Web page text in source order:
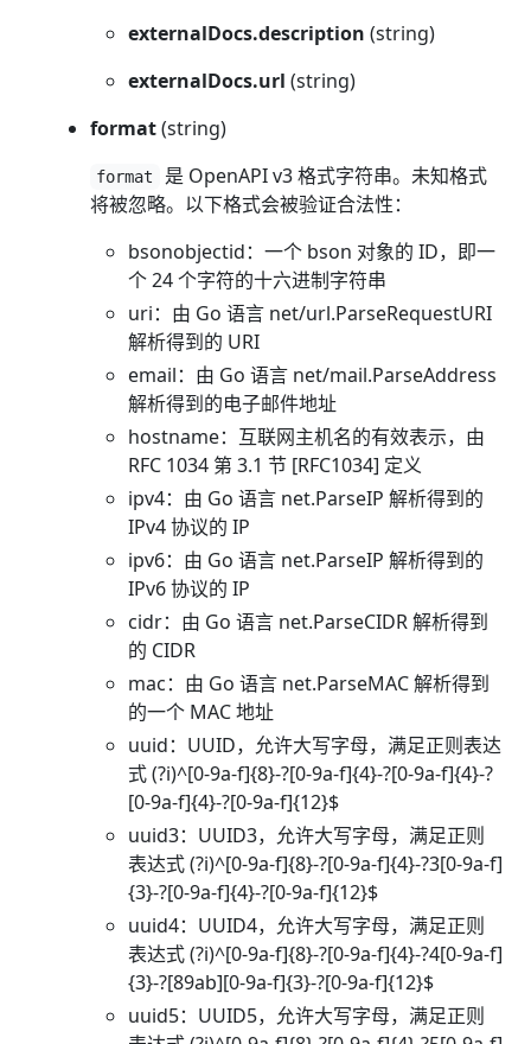
externalDocs.description (string)
externalDocs.url (string)
format(string)
format
是 OpenAPI v3 格式字符串。未知格式
将被忽略。以下格式会被验证合法性：
bsonobjectid：一个 bson 对象的 ID，即一
个 24 个字符的十六进制字符串
uri：由 Go 语言 net/url.ParseRequestURI
解析得到的 URI
email：由 Go 语言 net/mail.ParseAddress
解析得到的电子邮件地址
hostname：互联网主机名的有效表示，由
RFC 1034 第 3.1 节 [RFC1034] 定义
ipv4：由 Go 语言 net.ParseIP 解析得到的
IPv4 协议的 IP
ipv6：由 Go 语言 net.ParseIP 解析得到的
IPv6 协议的 IP
cidr：由 Go 语言 net.ParseCIDR 解析得到
的 CIDR
mac：由 Go 语言 net.ParseMAC 解析得到
的一个 MAC 地址
uuid：UUID，允许大写字母，满足正则表达
式 (?i)^[0-9a-f]{8}-?[0-9a-f]{4}-?[0-9a-f]{4}-?
[0-9a-f]{4}-?[0-9a-f]{12}$
uuid3：UUID3，允许大写字母，满足正则
表达式 (?i)^[0-9a-f]{8}-?[0-9a-f]{4}-?3[0-9a-f]
{3}-?[0-9a-f]{4}-?[0-9a-f]{12}$
uuid4：UUID4，允许大写字母，满足正则
表达式 (?i)^[0-9a-f]{8}-?[0-9a-f]{4}-?4[0-9a-f]
{3}-?[89ab][0-9a-f]{3}-?[0-9a-f]{12}$
uuid5：UUID5，允许大写字母，满足正则